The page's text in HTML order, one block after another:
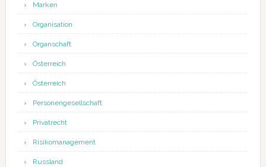
Marken
Organisation
Organschaft
Österreich
Österreich
Personengesellschaft
Privatrecht
Risikomanagement
Russland